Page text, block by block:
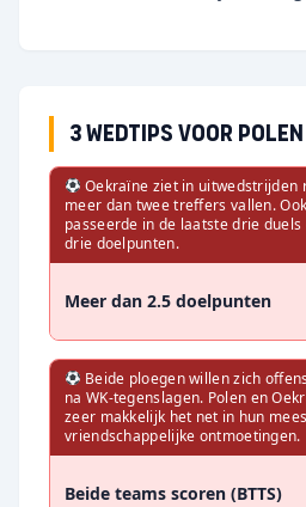
3 wedtips voor
Oekraïne ziet in uitwedstrijden
meer dan twee treffers vallen.
passeerde in de laatste drie duels
drie doelpunten.
Meer dan 2.5 doelpunten
Beide ploegen willen zich
na WK-tegenslagen. Polen en
zeer makkelijk het net in hun
vriendschappelijke ontmoetingen.
Beide teams scoren (BTTS)